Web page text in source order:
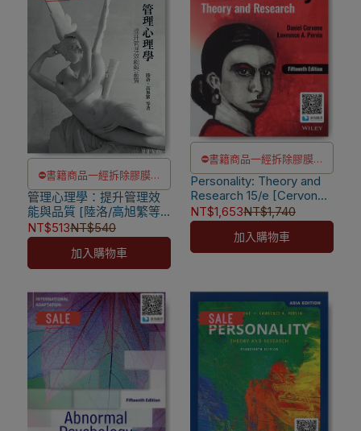
⛔書籍商品一經拆除膠膜，
除非瑕疵換書不提供退貨與
退款
✅訂購數量5本以上另有優
惠，請洽LINE客服訂購
管理心理學：提升管理效
能與品質 [陸洛/高旭繁等
著] 9789866264863
NT$513NT$540
加入購物車
⛔書籍商品一經拆除膠膜，
除非瑕疵換書不提供退貨與
退款
✅訂購數量5本以上另有優
惠，請洽LINE客服訂購
Personality: Theory and
Research 15/e [Cervone]
9781119891673
NT$1,653NT$1,740
加入購物車